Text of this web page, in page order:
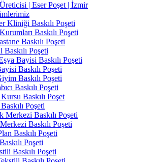
| Eser Poşet | İzmir
Kliniği Baskılı Poşeti
Baskılı Poşeti
Baskılı Poşeti
Baskılı Poşeti
Bayisi Baskılı Poşeti
Baskılı Poşeti
Baskılı Poşeti
Baskılı Poşeti
Baskılı Poşet
Poşeti
Merkezi Baskılı Poşeti
Baskılı Poşeti
Baskılı Poşeti
Poşeti
Baskılı Poşeti